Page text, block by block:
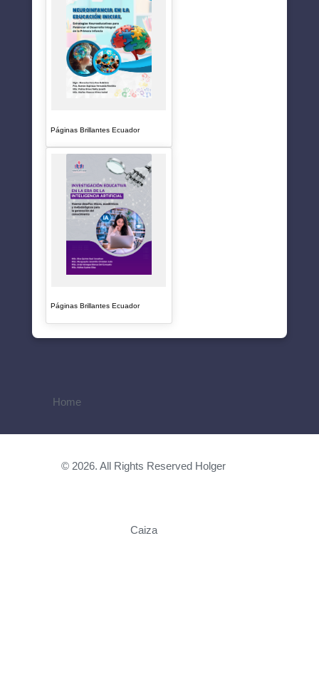
Páginas Brillantes Ecuador
Páginas Brillantes Ecuador
Home
© 2026. All Rights Reserved Holger
Caiza